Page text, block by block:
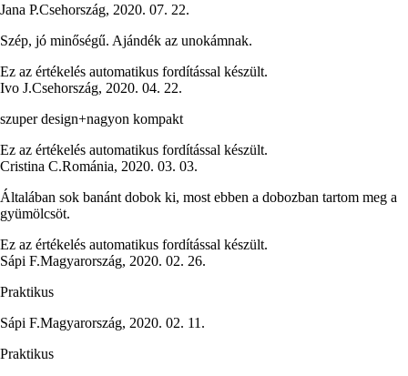
Jana P.Csehország, 2020. 07. 22.
Szép, jó minőségű. Ajándék az unokámnak.
Ez az értékelés automatikus fordítással készült.
Ivo J.Csehország, 2020. 04. 22.
szuper design+nagyon kompakt
Ez az értékelés automatikus fordítással készült.
Cristina C.Románia, 2020. 03. 03.
Általában sok banánt dobok ki, most ebben a dobozban tartom meg a
gyümölcsöt.
Ez az értékelés automatikus fordítással készült.
Sápi F.Magyarország, 2020. 02. 26.
Praktikus
Sápi F.Magyarország, 2020. 02. 11.
Praktikus